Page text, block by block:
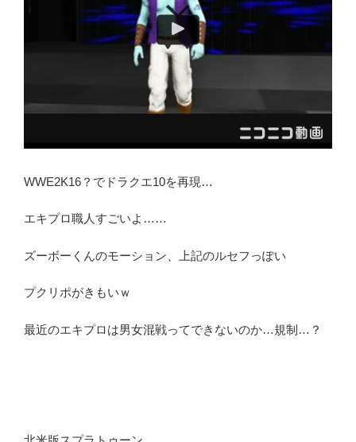
WWE2K16？でドラクエ10を再現…
エキプロ職人すごいよ……
ズーボーくんのモーション、上記のルセフっぽい
プクリポがきもいｗ
最近のエキプロは男女混戦ってできないのか…規制…？